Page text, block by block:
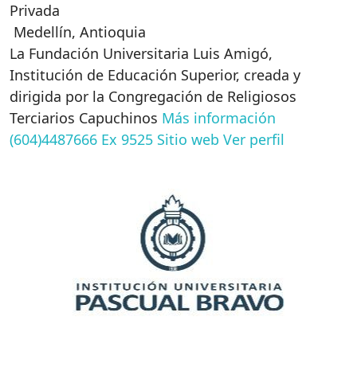
Privada
Medellín, Antioquia
La Fundación Universitaria Luis Amigó,
Institución de Educación Superior, creada y
dirigida por la Congregación de Religiosos
Terciarios Capuchinos Más información
(604)4487666 Ex 9525 Sitio web Ver perfil